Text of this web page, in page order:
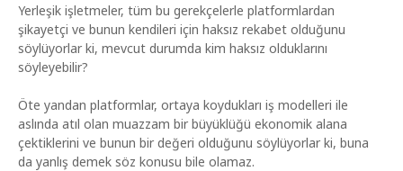
Yerleşik işletmeler, tüm bu gerekçelerle platformlardan
şikayetçi ve bunun kendileri için haksız rekabet olduğunu
söylüyorlar ki, mevcut durumda kim haksız olduklarını
söyleyebilir?
Öte yandan platformlar, ortaya koydukları iş modelleri ile
aslında atıl olan muazzam bir büyüklüğü ekonomik alana
çektiklerini ve bunun bir değeri olduğunu söylüyorlar ki, buna
da yanlış demek söz konusu bile olamaz.